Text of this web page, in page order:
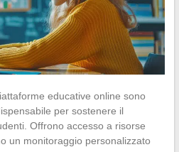
educative online sono
per sostenere il
Offrono accesso a risorse
un monitoraggio personalizzato